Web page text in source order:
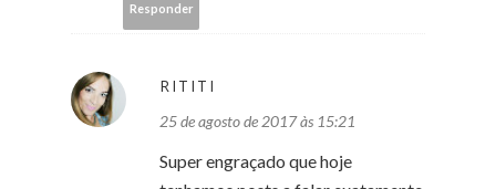
Responder
RITITI
25 de agosto de 2017 às 15:21
Super engraçado que hoje